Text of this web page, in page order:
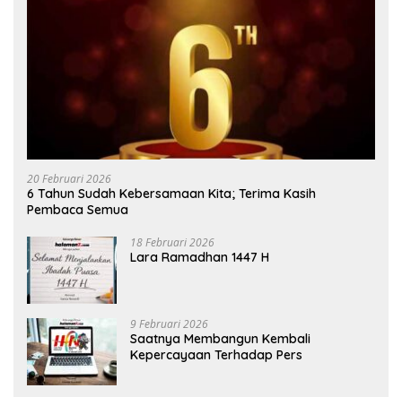
20 Februari 2026
6 Tahun Sudah Kebersamaan Kita; Terima Kasih
Pembaca Semua
18 Februari 2026
Lara Ramadhan 1447 H
9 Februari 2026
Saatnya Membangun Kembali
Kepercayaan Terhadap Pers